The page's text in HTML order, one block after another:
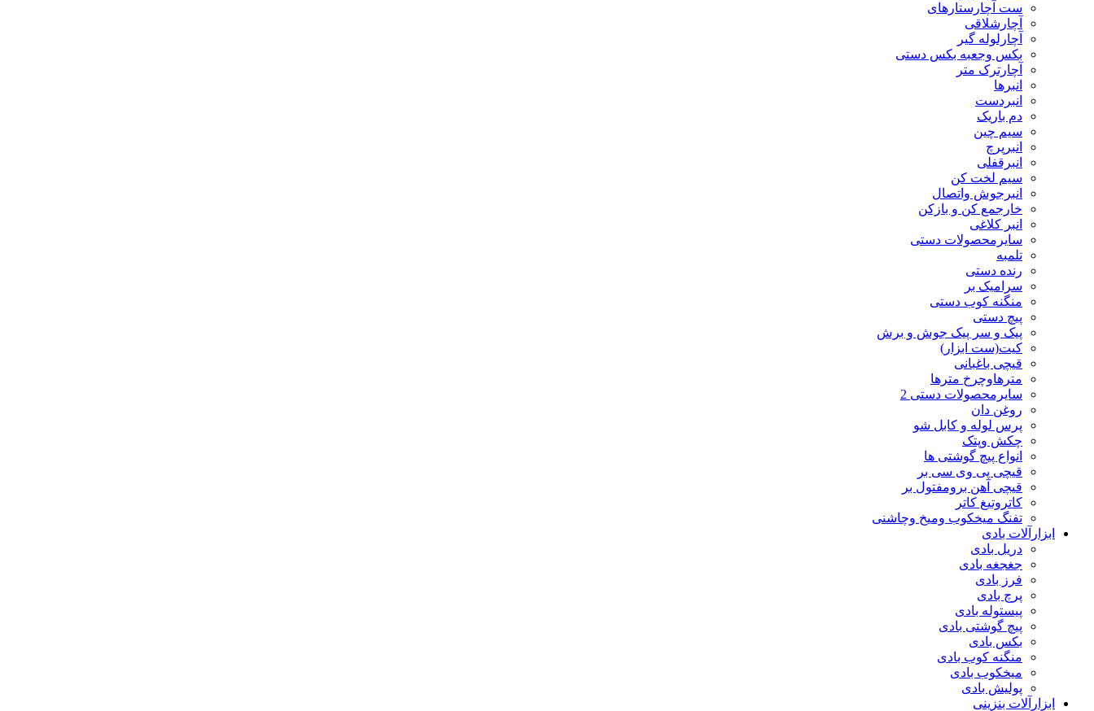
ست آچارستارهای
آچارشلاقی
آچارلوله گیر
بکس وجعبه بکس دستی
آچارترک متر
انبرها
انبردست
دم باریک
سیم چین
انبرپرچ
انبرقفلی
سیم لخت کن
انبرجوش واتصال
خارجمع کن و بازکن
انبر کلاغی
سایرمحصولات دستی
تلمبه
رنده دستی
سرامیک بر
منگنه کوب دستی
پیچ دستی
پیک و سر پیک جوش و برش
کیت(ست ابزار)
قیچی باغبانی
مترهاوچرخ مترها
سایرمحصولات دستی 2
روغن دان
پرس لوله و کابل شو
چکش وپتک
انواع پیچ گوشتی ها
قیچی پی وی سی بر
قیچی آهن برومفتول بر
کاتروتیغ کاتر
تفنگ میخکوب ومیخ وچاشنی
ابزارآلات بادی
دریل بادی
جغجغه بادی
فرز بادی
پرچ بادی
پیستوله بادی
پیچ گوشتی بادی
بکس بادی
منگنه کوب بادی
میخکوب بادی
پولیش بادی
ابزارآلات بنزینی